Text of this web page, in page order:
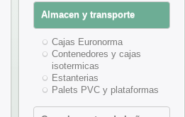
Almacen y transporte
Cajas Euronorma
Contenedores y cajas
isotermicas
Estanterias
Palets PVC y plataformas